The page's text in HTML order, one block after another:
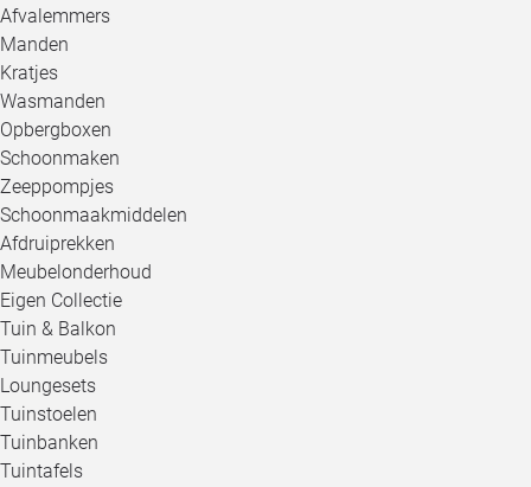
Afvalemmers
Manden
Kratjes
Wasmanden
Opbergboxen
Schoonmaken
Zeeppompjes
Schoonmaakmiddelen
Afdruiprekken
Meubelonderhoud
Eigen Collectie
Tuin & Balkon
Tuinmeubels
Loungesets
Tuinstoelen
Tuinbanken
Tuintafels